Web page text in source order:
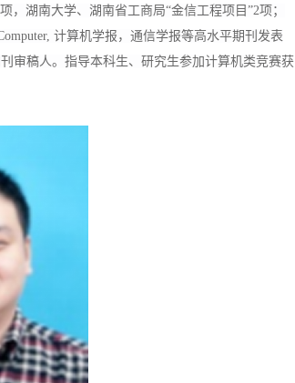
湖南大学、湖南省工商局“金信工程项目”2项；
计算机学报，通信学报等高水平期刊发表
审稿人。指导本科生、研究生参加计算机类竞赛获